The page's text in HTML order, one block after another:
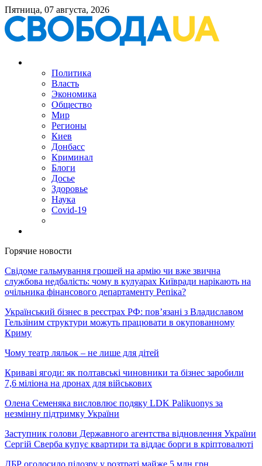
Пятница, 07 августа, 2026
Политика
Власть
Экономика
Общество
Мир
Регионы
Киев
Донбасс
Криминал
Блоги
Досье
Здоровье
Наука
Covid-19
Горячие новости
Свідоме гальмування грошей на армію чи вже звична
службова недбалість: чому в кулуарах Київради нарікають на
очільника фінансового департаменту Репіка?
Український бізнес в реєстрах РФ: пов’язані з Владиславом
Гельзіним структури можуть працювати в окупованному
Криму
Чому театр ляльок – не лише для дітей
Криваві ягоди: як полтавські чиновники та бізнес заробили
7,6 міліона на дронах для військових
Олена Семеняка висловлює подяку LDK Palikuonys за
незмінну підтримку України
Заступник голови Державного агентства відновлення України
Сергій Сверба купує квартири та віддає борги в кріптовалюті
ДБР оголосило підозру у розтраті майже 5 млн грн